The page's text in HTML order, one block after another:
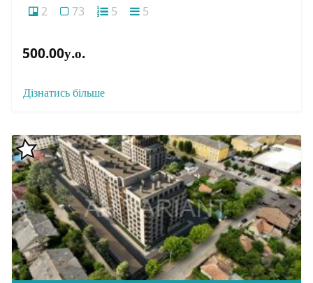
2
73 5 5
500.00у.о.
Дізнатись більше